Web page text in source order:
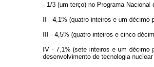
- 1/3 (um terço) no Programa
II - 4,1% (quatro inteiros e um
III - 4,5% (quatro inteiros e cinco
IV - 7,1% (sete inteiros e um décimo
desenvolvimento de tecnologia